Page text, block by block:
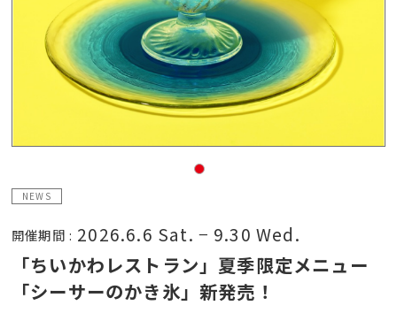
NEWS
開催期間 : 2026.6.6 Sat. 9.30 Wed.
「ちいかわレストラン」夏季限定メニュー
「シーサーのかき氷」新発売！